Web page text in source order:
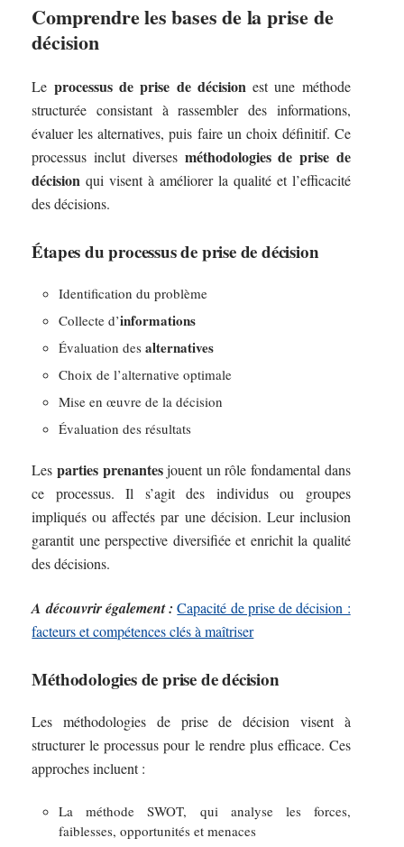
Comprendre les bases de la prise de
décision
Le processus de prise de décisionest une méthode
structurée consistant à rassembler des informations,
évaluer les alternatives, puis faire un choix définitif. Ce
processus inclut diverses méthodologies de prise de
décision qui visent à améliorer la qualité et l’efficacité
des décisions.
Étapes du processus de prise de décision
Identification du problème
Collecte d’informations
Évaluation desalternatives
Choix de l’alternative optimale
Mise en œuvre de la décision
Évaluation des résultats
Les parties prenantesjouent un rôle fondamental dans
ce processus. Il s’agit des individus ou groupes
impliqués ou affectés par une décision. Leur inclusion
garantit une perspective diversifiée et enrichit la qualité
des décisions.
A découvrir également : Capacité de prise de décision :
facteurs et compétences clés à maîtriser
Méthodologies de prise de décision
Les méthodologies de prise de décision visent à
structurer le processus pour le rendre plus efficace. Ces
approches incluent :
La méthode SWOT, qui analyse les forces,
faiblesses, opportunités et menaces